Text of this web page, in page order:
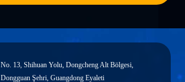
No. 13, Shihuan Yolu, Dongcheng Alt Bölgesi,
Dongguan Şehri, Guangdong Eyaleti